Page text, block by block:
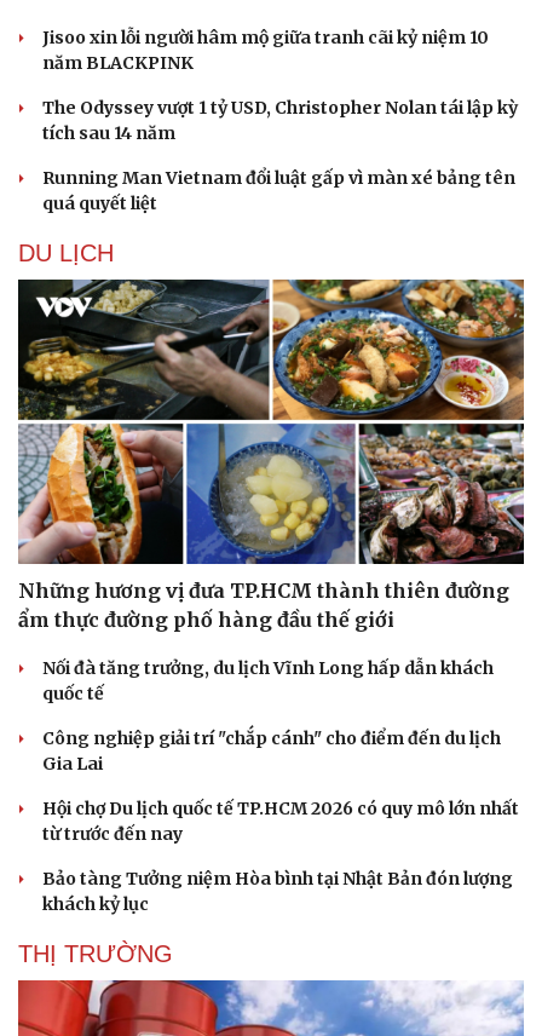
Văn hóa
Văn học
Âm nhạc
Thời trang
Jisoo xin lỗi người hâm mộ giữa tranh cãi kỷ niệm 10
năm BLACKPINK
The Odyssey vượt 1 tỷ USD, Christopher Nolan tái lập kỳ
tích sau 14 năm
Running Man Vietnam đổi luật gấp vì màn xé bảng tên
quá quyết liệt
DU LỊCH
Những hương vị đưa TP.HCM thành thiên đường
ẩm thực đường phố hàng đầu thế giới
Nối đà tăng trưởng, du lịch Vĩnh Long hấp dẫn khách
quốc tế
Công nghiệp giải trí "chắp cánh" cho điểm đến du lịch
Gia Lai
Hội chợ Du lịch quốc tế TP.HCM 2026 có quy mô lớn nhất
từ trước đến nay
Bảo tàng Tưởng niệm Hòa bình tại Nhật Bản đón lượng
khách kỷ lục
THỊ TRƯỜNG